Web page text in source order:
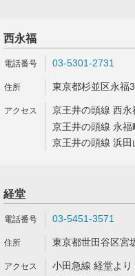
西永福
03-5301-2731
東京都杉並区永福
京王井の頭線 西
京王井の頭線 永
京王井の頭線 浜
経堂
03-5451-3571
東京都世田谷区宮
小田急線 経堂よ